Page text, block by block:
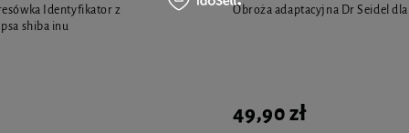
Identyfikator z
shiba inu
Obroża adaptacyjna Dr Seidel dla
49,90 zł